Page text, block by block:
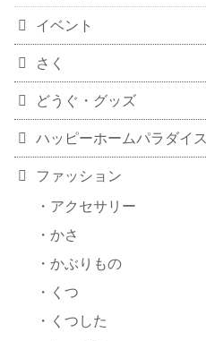
イベント
さく
どうぐ・グッズ
ハッピーホームパラダイス
ファッション
アクセサリー
かさ
かぶりもの
くつ
くつした